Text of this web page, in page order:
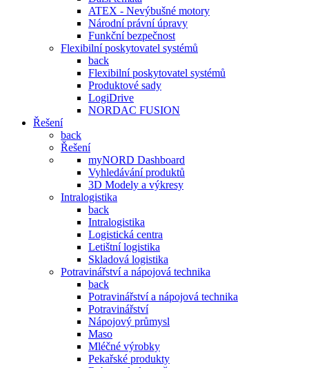
ATEX - Nevýbušné motory
Národní právní úpravy
Funkční bezpečnost
Flexibilní poskytovatel systémů
back
Flexibilní poskytovatel systémů
Produktové sady
LogiDrive
NORDAC FUSION
Řešení
back
Řešení
myNORD Dashboard
Vyhledávání produktů
3D Modely a výkresy
Intralogistika
back
Intralogistika
Logistická centra
Letištní logistika
Skladová logistika
Potravinářství a nápojová technika
back
Potravinářství a nápojová technika
Potravinářství
Nápojový průmysl
Maso
Mléčné výrobky
Pekařské produkty